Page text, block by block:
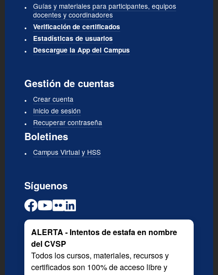
Guías y materiales para participantes, equipos
docentes y coordinadores
Verificación de certificados
Estadísticas de usuarios
Descargue la App del Campus
Gestión de cuentas
Crear cuenta
Inicio de sesión
Recuperar contraseña
Boletines
Campus Virtual y HSS
Síguenos
ALERTA - Intentos de estafa en nombre
del CVSP
Todos los cursos, materiales, recursos y
certificados son 100% de acceso libre y